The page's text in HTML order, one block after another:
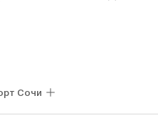
Сочи